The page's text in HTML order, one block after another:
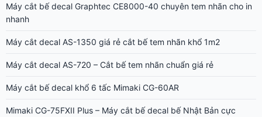
Máy cắt bế decal Graphtec CE8000-40 chuyên tem nhãn cho in
nhanh
Máy cắt decal AS-1350 giá rẻ cắt bế tem nhãn khổ 1m2
Máy cắt decal AS-720 – Cắt bế tem nhãn chuẩn giá rẻ
Máy cắt bế decal khổ 6 tấc Mimaki CG-60AR
Mimaki CG-75FXII Plus – Máy cắt bế decal bế Nhật Bản cực